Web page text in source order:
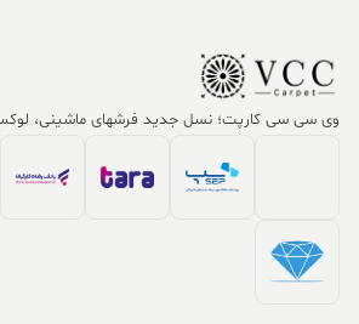
وی سی سی کارپت؛ نسل جدید فرشهای ماشینی،